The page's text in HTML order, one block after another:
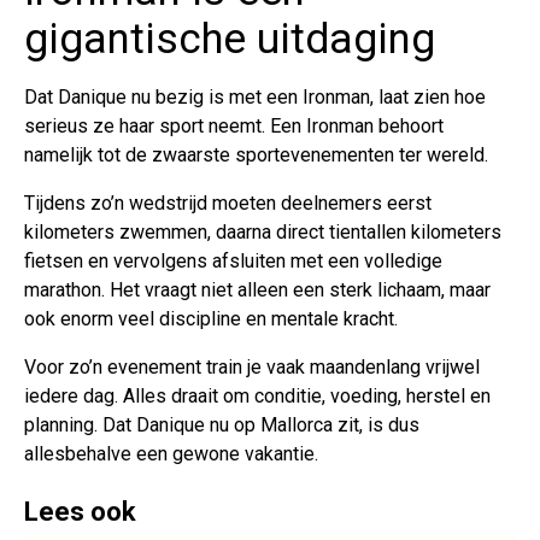
gigantische uitdaging
Dat Danique nu bezig is met een Ironman, laat zien hoe
serieus ze haar sport neemt. Een Ironman behoort
namelijk tot de zwaarste sportevenementen ter wereld.
Tijdens zo’n wedstrijd moeten deelnemers eerst
kilometers zwemmen, daarna direct tientallen kilometers
fietsen en vervolgens afsluiten met een volledige
marathon. Het vraagt niet alleen een sterk lichaam, maar
ook enorm veel discipline en mentale kracht.
Voor zo’n evenement train je vaak maandenlang vrijwel
iedere dag. Alles draait om conditie, voeding, herstel en
planning. Dat Danique nu op Mallorca zit, is dus
allesbehalve een gewone vakantie.
Lees ook